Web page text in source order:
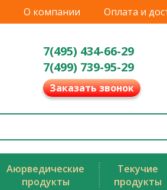
О компании Оплата и
7(495) 434-66-29
7(499) 739-95-29
Заказать звонок
Аюрведические
продукты
Текучие
продукты